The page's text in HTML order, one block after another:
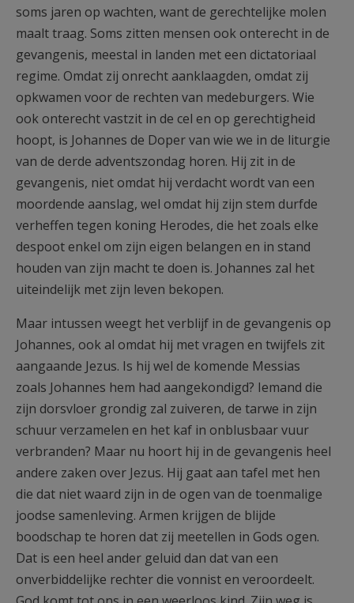
soms jaren op wachten, want de gerechtelijke molen
maalt traag. Soms zitten mensen ook onterecht in de
gevangenis, meestal in landen met een dictatoriaal
regime. Omdat zij onrecht aanklaagden, omdat zij
opkwamen voor de rechten van medeburgers. Wie
ook onterecht vastzit in de cel en op gerechtigheid
hoopt, is Johannes de Doper van wie we in de liturgie
van de derde adventszondag horen. Hij zit in de
gevangenis, niet omdat hij verdacht wordt van een
moordende aanslag, wel omdat hij zijn stem durfde
verheffen tegen koning Herodes, die het zoals elke
despoot enkel om zijn eigen belangen en in stand
houden van zijn macht te doen is. Johannes zal het
uiteindelijk met zijn leven bekopen.
Maar intussen weegt het verblijf in de gevangenis op
Johannes, ook al omdat hij met vragen en twijfels zit
aangaande Jezus. Is hij wel de komende Messias
zoals Johannes hem had aangekondigd? Iemand die
zijn dorsvloer grondig zal zuiveren, de tarwe in zijn
schuur verzamelen en het kaf in onblusbaar vuur
verbranden? Maar nu hoort hij in de gevangenis heel
andere zaken over Jezus. Hij gaat aan tafel met hen
die dat niet waard zijn in de ogen van de toenmalige
joodse samenleving. Armen krijgen de blijde
boodschap te horen dat zij meetellen in Gods ogen.
Dat is een heel ander geluid dan dat van een
onverbiddelijke rechter die vonnist en veroordeelt.